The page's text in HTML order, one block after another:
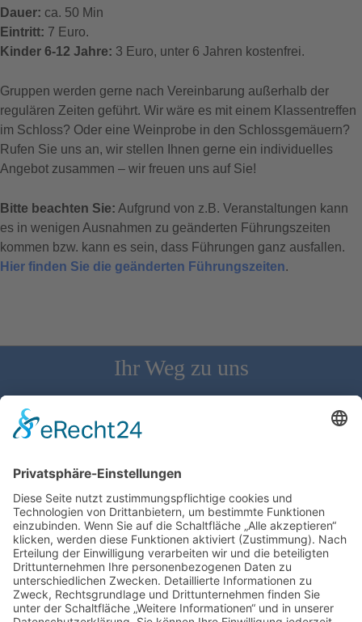
Dauer: ca. 50 Min
Eintritt: 7 Euro.
Kinder 6-12 Jahre: 3 Euro, unter 6 Jahren kostenfrei.
Gruppen werden gerne nach Vereinbarung außerhalb der
regulären Zeiten geführt. Wir wäre es mit einem Klassentreffen
im Schloss? Oder eine Weinprobe in den Schlossgemäuern?
Rufen Sie uns an, wir stellen Ihnen gerne ein individuelles
Angebot zusammen – wir freuen uns auf Sie!
Bitte beachten Sie: Aufgrund von z.B. Veranstaltungen kann
es in wenigen Ausnahmen zu geänderten Führungszeiten
kommen bzw. kann es sein, dass Führungen ganz ausfallen.
Hier finden Sie die geänderten Führungszeiten.
Ihr Weg zu uns
Schloss Bürgeln, 79418 Schliengen | Telefon: 07626/237 | E-
Mail: direktion@schlossbuergeln.de
Wir benötigen Ihre Zustimmung, um den
Google Maps-Service zu laden!
Wir verwenden einen Service eines
Drittanbieters, um Karteninhalte einzubetten.
Dieser Service kann Daten zu Ihren Aktivitäten
sammeln. Bitte lesen Sie die Details durch und
stimmen Sie der Nutzung des Service zu, um